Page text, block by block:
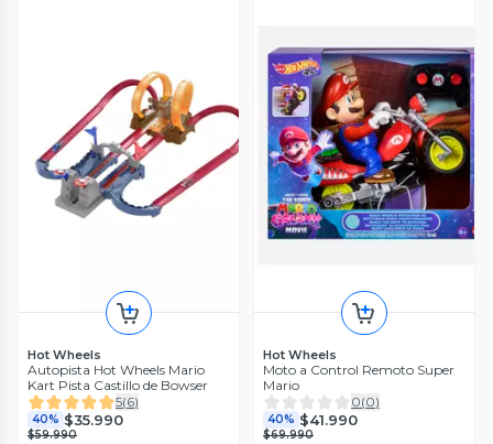
Hot Wheels
Autopista Hot Wheels Mario
Kart Pista Castillo de Bowser
5(6)
40% $35.990
$59.990
Hot Wheels
Moto a Control Remoto Super
Mario
0(0)
40% $41.990
$69.990